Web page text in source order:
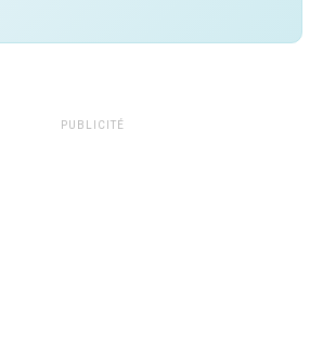
PUBLICITÉ